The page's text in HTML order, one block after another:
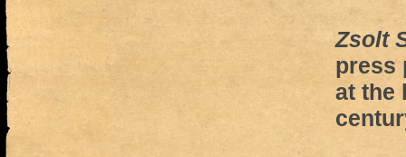
Zsolt
press
at the